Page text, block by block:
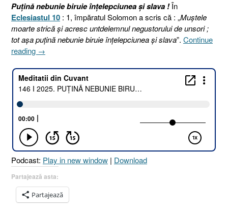
Puțină nebunie biruie înțelepciunea și slava !În
Eclesiastul 10 : 1, împăratul Solomon a scris că : „Muştele
moarte strică şi acresc untdelemnul negustorului de unsori ;
tot aşa puţină nebunie biruie înţelepciunea şi slava”. Continue
reading „146
2025.
PUȚINĂ
NEBUNIE
ÎNȚELEPCIUNEA
SLAVA
[Eclesiastul
10.1
I
Proverbe
21.17
→
Podcast: Play in new window | Download
Partajează asta:
Partajează